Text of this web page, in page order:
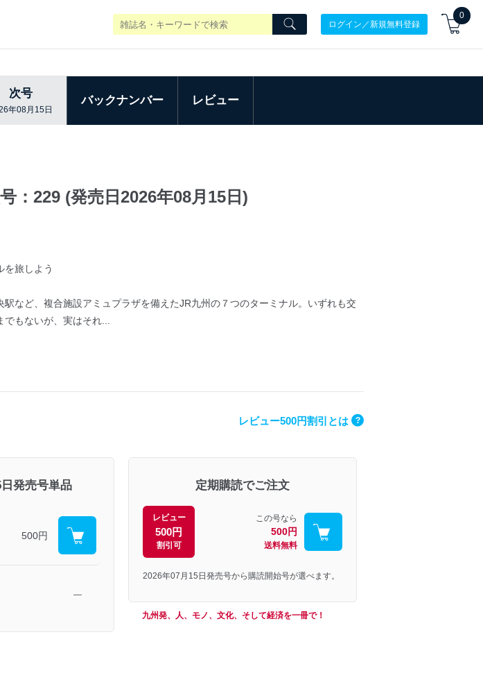
ログイン／新規無料登録
0
次号
年08月15日
バックナンバー レビュー
：229 (発売日2026年08月15日)
を旅しよう
駅など、複合施設アミュプラザを備えたJR九州の７つのターミナル。いずれも交
もないが、実はそれ...
レビュー500円割引とは ?
発売号単品
500円
―
定期購読でご注文
レビュー
500円
割引可
この号なら
500円
送料無料
2026年07月15日発売号から購読開始号が選べます。
九州発、人、モノ、文化、そして経済を一冊で！